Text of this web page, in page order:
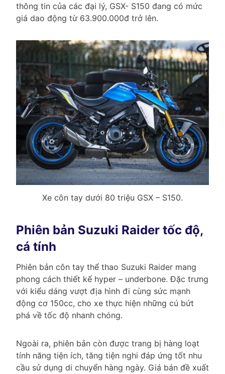
thông tin của các đại lý, GSX- S150 đang có mức
giá dao động từ 63.900.000đ trở lên.
Xe côn tay dưới 80 triệu GSX – S150.
Phiên bản Suzuki Raider tốc độ,
cá tính
Phiên bản côn tay thể thao Suzuki Raider mang
phong cách thiết kế hyper – underbone. Đặc trưng
với kiểu dáng vượt địa hình đi cùng sức mạnh
động cơ 150cc, cho xe thực hiện những cú bứt
phá về tốc độ nhanh chóng.
Ngoài ra, phiên bản còn được trang bị hàng loạt
tính năng tiện ích, tăng tiện nghi đáp ứng tốt nhu
cầu sử dụng di chuyển hàng ngày. Giá bán đề xuất